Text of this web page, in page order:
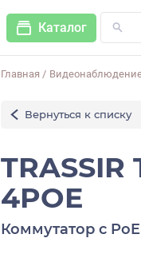
Каталог
Главная /
Вернуться к списку
TRASSIR
4POE
Коммутатор с PoE